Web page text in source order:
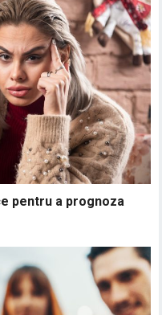
pentru a prognoza